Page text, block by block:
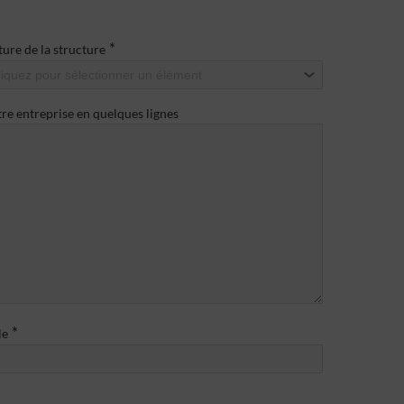
de la structure *
entreprise en quelques lignes
*